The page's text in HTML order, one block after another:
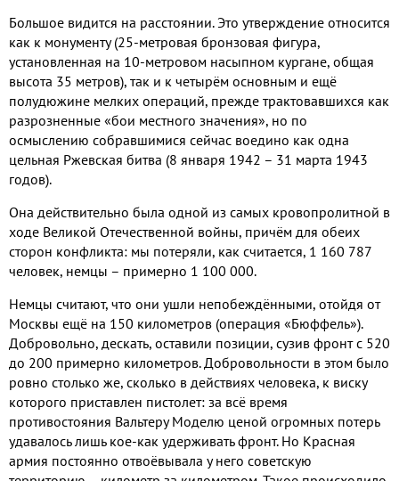
Большое видится на расстоянии. Это утверждение относится
как к монументу (25-метровая бронзовая фигура,
установленная на 10-метровом насыпном кургане, общая
высота 35 метров), так и к четырём основным и ещё
полудюжине мелких операций, прежде трактовавшихся как
разрозненные «бои местного значения», но по
осмыслению собравшимися сейчас воедино как одна
цельная Ржевская битва (8 января 1942 – 31 марта 1943
годов).
Она действительно была одной из самых кровопролитной в
ходе Великой Отечественной войны, причём для обеих
сторон конфликта: мы потеряли, как считается, 1 160 787
человек, немцы – примерно 1 100 000.
Немцы считают, что они ушли непобеждёнными, отойдя от
Москвы ещё на 150 километров (операция «Бюффель»).
Добровольно, дескать, оставили позиции, сузив фронт с 520
до 200 примерно километров. Добровольности в этом было
ровно столько же, сколько в действиях человека, к виску
которого приставлен пистолет: за всё время
противостояния Вальтеру Моделю ценой огромных потерь
удавалось лишь кое-как удерживать фронт. Но Красная
армия постоянно отвоёвывала у него советскую